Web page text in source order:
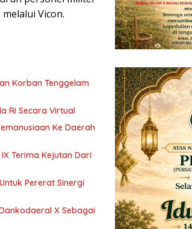
Vicon.
Korban Tenggelam
RI Secara Virtual
Ke Daerah
Terima Kejutan Dari
Pererat Sinergi
X Sebagai